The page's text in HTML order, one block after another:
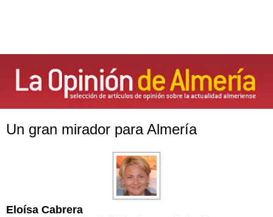
Un gran mirador para Almería
Eloísa Cabrera